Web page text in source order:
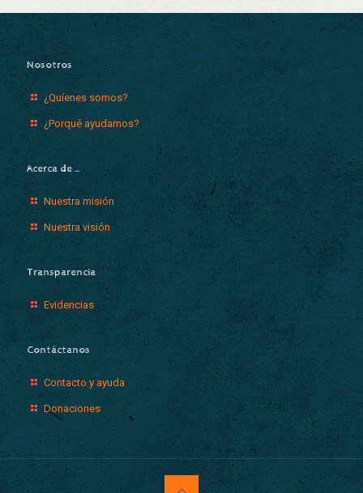
Nosotros
¿Quíenes somos?
¿Porqué ayudamos?
Acerca de …
Nuestra misión
Nuestra visión
Transparencia
Evidencias
Contáctanos
Contacto y ayuda
Donaciones